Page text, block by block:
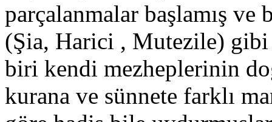
parçalanmalar başlamış
(Şia, Harici , Mutezile) gibi
biri kendi mezheplerinin
kurana ve sünnete farklı